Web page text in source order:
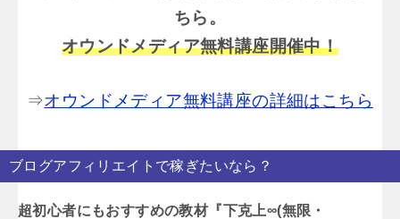
ちら。
オウンドメディア無料講座開催中！
⇒オウンドメディア無料講座の詳細はこちら
ブログアフィリエイトで稼ぎたいなら？
超初心者にもおすすめの教材『下克上∞(無限・